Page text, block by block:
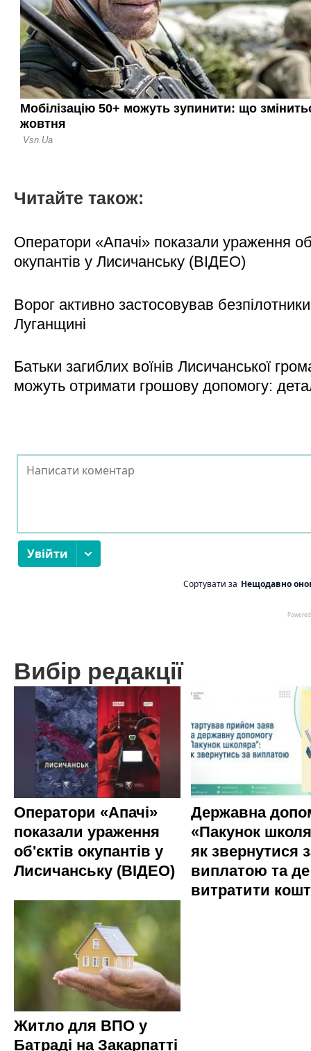
Читайте також:
Оператори «Апачі» показали ураження
окупантів у Лисичанську (ВІДЕО)
Ворог активно застосовував
Луганщині
Батьки загиблих воїнів Лисичанської
можуть отримати грошову допомогу:
Вибір редакції
Оператори «Апачі»
показали ураження
об'єктів окупантів у
Лисичанську (ВІДЕО)
Державна
«Пакунок
як звернутися
виплатою та де
витратити
Житло для ВПО у
Батраді на Закарпатті